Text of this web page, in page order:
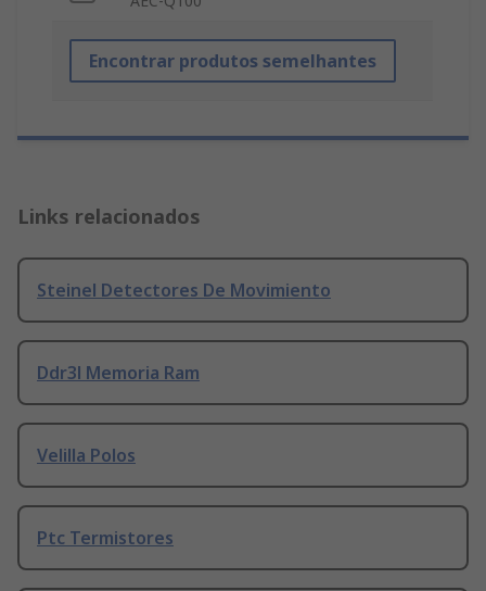
Encontrar produtos semelhantes
Links relacionados
Steinel Detectores De Movimiento
Ddr3l Memoria Ram
Velilla Polos
Ptc Termistores